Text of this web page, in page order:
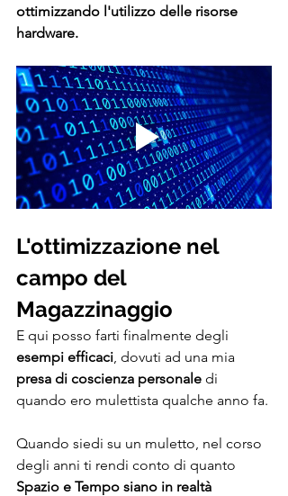
ottimizzando l'utilizzo delle risorse
hardware.
L'ottimizzazione nel
campo del
Magazzinaggio
E qui posso farti finalmente degli
esempi efficaci, dovuti ad una mia
presa di coscienza personale di
quando ero mulettista qualche anno fa.
Quando siedi su un muletto, nel corso
degli anni ti rendi conto di quanto
Spazio e Tempo siano in realtà